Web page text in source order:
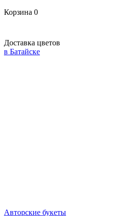
Корзина 0
Доставка цветов
в Батайске
Авторские букеты